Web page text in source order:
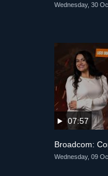
Wednesday, 30
07:57
Broadcom:
Wednesday, 09